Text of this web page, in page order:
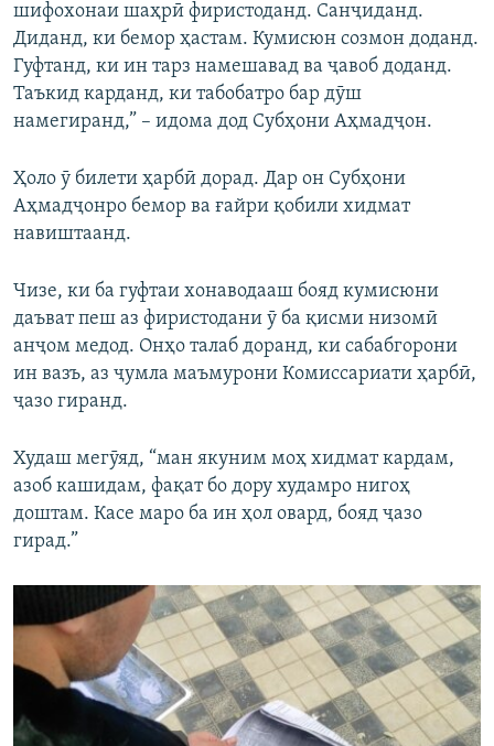
шифохонаи шаҳрӣ фиристоданд. Санҷиданд.
Диданд, ки бемор ҳастам. Кумисюн созмон доданд.
Гуфтанд, ки ин тарз намешавад ва ҷавоб доданд.
Таъкид карданд, ки табобатро бар дӯш
намегиранд,” – идома дод Субҳони Аҳмадҷон.
Ҳоло ӯ билети ҳарбӣ дорад. Дар он Субҳони
Аҳмадҷонро бемор ва ғайри қобили хидмат
навиштаанд.
Чизе, ки ба гуфтаи хонаводааш бояд кумисюни
даъват пеш аз фиристодани ӯ ба қисми низомӣ
анҷом медод. Онҳо талаб доранд, ки сабабгорони
ин вазъ, аз ҷумла маъмурони Комиссариати ҳарбӣ,
ҷазо гиранд.
Худаш мегӯяд, “ман якуним моҳ хидмат кардам,
азоб кашидам, фақат бо дору худамро нигоҳ
доштам. Касе маро ба ин ҳол овард, бояд ҷазо
гирад.”